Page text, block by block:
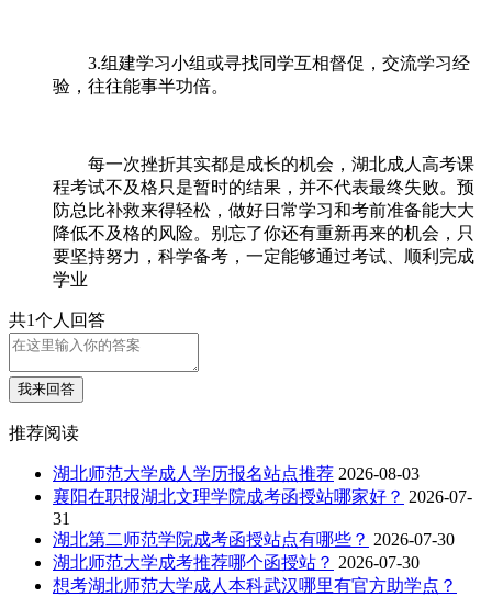
3.组建学习小组或寻找同学互相督促，交流学习经
验，往往能事半功倍。
每一次挫折其实都是成长的机会，湖北成人高考课
程考试不及格只是暂时的结果，并不代表最终失败。预
防总比补救来得轻松，做好日常学习和考前准备能大大
降低不及格的风险。别忘了你还有重新再来的机会，只
要坚持努力，科学备考，一定能够通过考试、顺利完成
学业
共1个人回答
我来回答
推荐阅读
湖北师范大学成人学历报名站点推荐 2026-08-03
襄阳在职报湖北文理学院成考函授站哪家好？ 2026-07-
31
湖北第二师范学院成考函授站点有哪些？ 2026-07-30
湖北师范大学成考推荐哪个函授站？ 2026-07-30
想考湖北师范大学成人本科武汉哪里有官方助学点？